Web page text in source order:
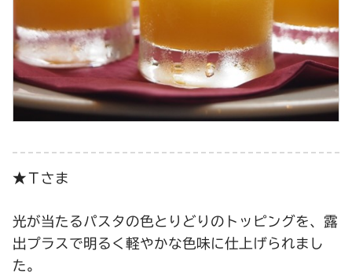
★Ｔさま
光が当たるパスタの色とりどりのトッピングを、露
出プラスで明るく軽やかな色味に仕上げられまし
た。